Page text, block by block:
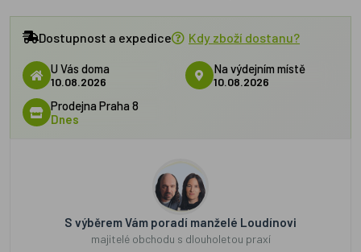
Dostupnost a expedice Kdy zboží dostanu?
U Vás doma
10.08.2026
Na výdejním místě
10.08.2026
Prodejna Praha 8
Dnes
S výběrem Vám poradí manželé Loudínovi
majitelé obchodu s dlouholetou praxí